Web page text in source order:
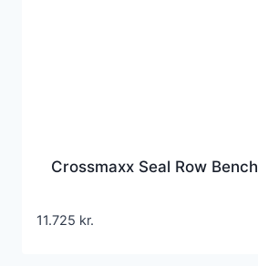
Crossmaxx Seal Row Bench
11.725 kr.